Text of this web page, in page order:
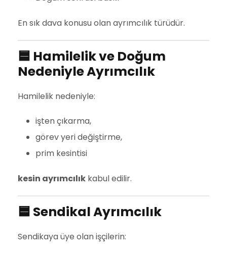
En sık dava konusu olan ayrımcılık türüdür.
🟦 Hamilelik ve Doğum
Nedeniyle Ayrımcılık
Hamilelik nedeniyle:
işten çıkarma,
görev yeri değiştirme,
prim kesintisi
kesin ayrımcılık kabul edilir.
🟦 Sendikal Ayrımcılık
Sendikaya üye olan işçilerin: